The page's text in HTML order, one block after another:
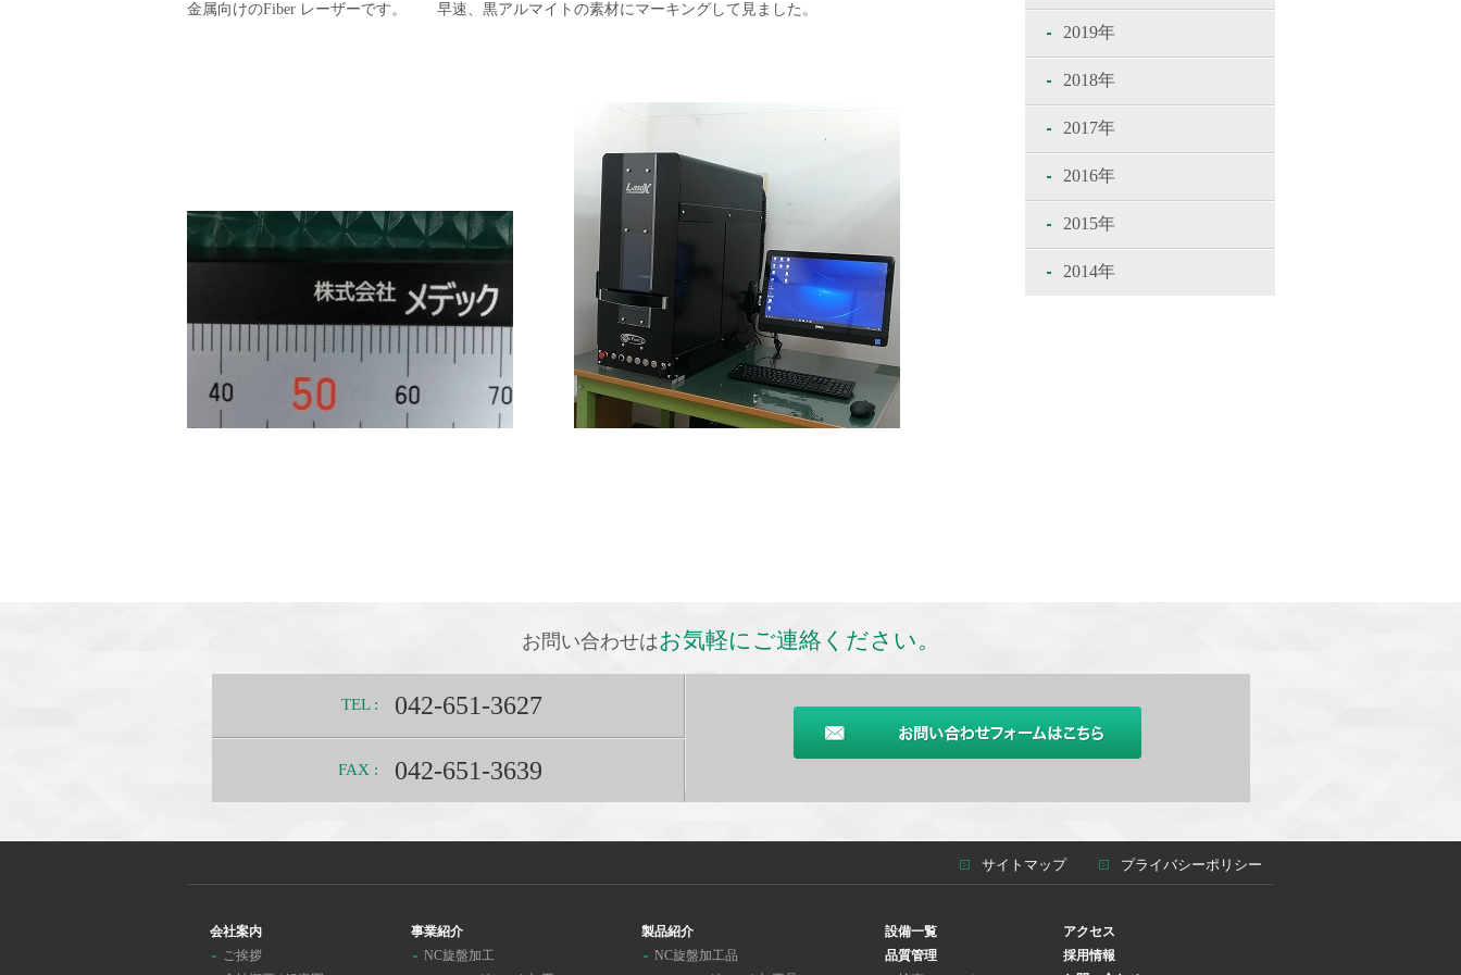
金属向けのFiber レーザーです。 早速、黒アルマイトの素材にマーキングして見ました。
2019年
2018年
2017年
2016年
2015年
2014年
お問い合わせはお気軽にご連絡ください。
TEL : 042-651-3627
FAX : 042-651-3639
サイトマップ プライバシーポリシー
会社案内
ご挨拶
事業紹介
NC旋盤加工
製品紹介
NC旋盤加工品
設備一覧
品質管理
アクセス
採用情報